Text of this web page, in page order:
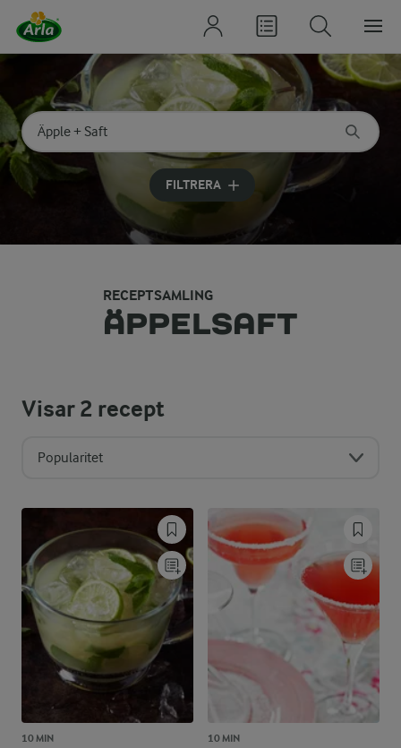
Sök på kategori eller ingrediens
Skriv in sökord för att få förslag
FILTRERA
RECEPTSAMLING
ÄPPELSAFT
Visar2 recept
Popularitet
10 MIN 10 MIN